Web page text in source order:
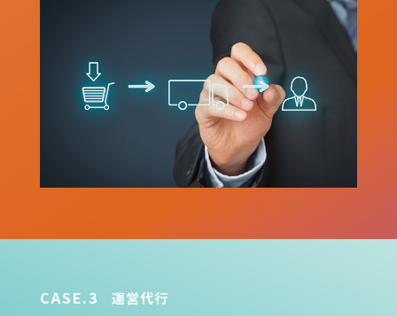
CASE.3 運営代行